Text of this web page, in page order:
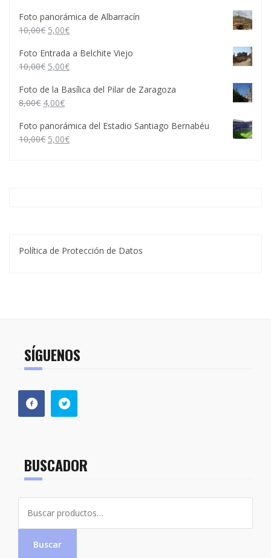
Foto panorámica de Albarracín
10,00€ 5,00€
Foto Entrada a Belchite Viejo
10,00€ 5,00€
Foto de la Basílica del Pilar de Zaragoza
8,00€ 4,00€
Foto panorámica del Estadio Santiago Bernabéu
10,00€ 5,00€
Política de Protección de Datos
SÍGUENOS
BUSCADOR
por:
Buscar